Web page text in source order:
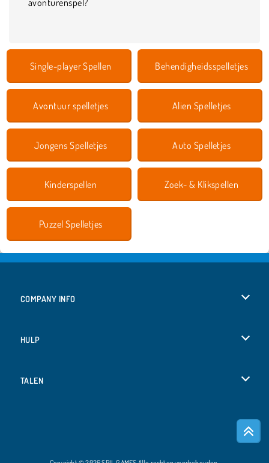
Single-player Spellen Behendigheidsspelletjes
Avontuur spelletjes Alien Spelletjes
Jongens Spelletjes Auto Spelletjes
Kinderspellen Zoek- & Klikspellen
Puzzel Spelletjes
COMPANY INFO
HULP
TALEN